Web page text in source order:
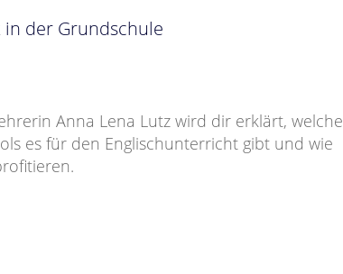
der Grundschule
Anna Lena Lutz wird dir erklärt, welche
es für den Englischunterricht gibt und wie